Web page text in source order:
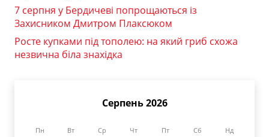
7 серпня у Бердичеві попрощаються із
Захисником Дмитром Плаксюком
Росте купками під тополею: на який гриб схожа
незвична біла знахідка
Серпень 2026
Пн Вт Ср Чт Пт Сб Нд